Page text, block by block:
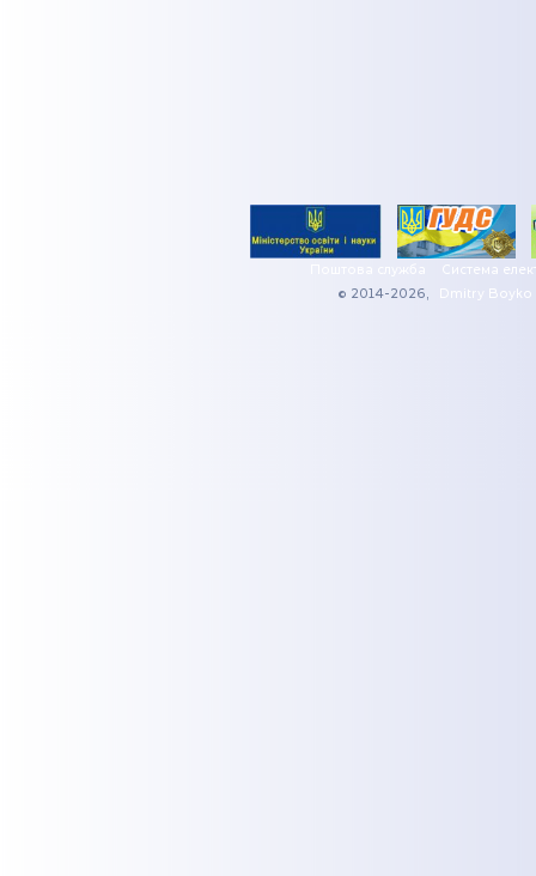
Поштова служба
Система
© 2014-2026,
Dmitry Boyko